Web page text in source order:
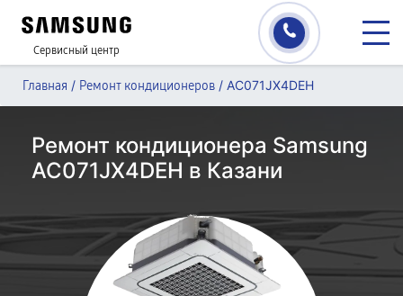
Сервисный центр
Главная / Ремонт кондиционеров / AC071JX4DEH
Ремонт кондиционера Samsung
AC071JX4DEH в Казани